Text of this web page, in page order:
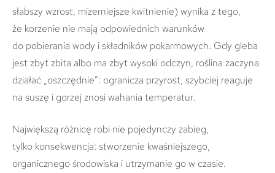
słabszy wzrost, mizerniejsze kwitnienie) wynika z tego,
że korzenie nie mają odpowiednich warunków
do pobierania wody i składników pokarmowych. Gdy gleba
jest zbyt zbita albo ma zbyt wysoki odczyn, roślina zaczyna
działać „oszczędnie”: ogranicza przyrost, szybciej reaguje
na suszę i gorzej znosi wahania temperatur.
Największą różnicę robi nie pojedynczy zabieg,
tylko konsekwencja: stworzenie kwaśniejszego,
organicznego środowiska i utrzymanie go w czasie.